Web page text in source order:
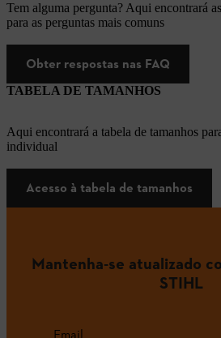
Tem alguma pergunta? Aqui encontrará
para as perguntas mais comuns
Obter respostas nas FAQ
TABELA DE TAMANHOS
Aqui encontrará a tabela de tamanhos
individual
Acesso à tabela de tamanhos
Mantenha-se atualizado
STIHL
Email